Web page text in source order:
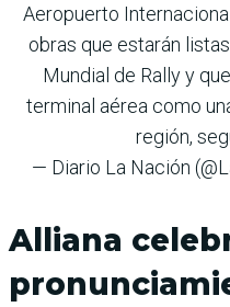
Aeropuerto
obras que estarán
Mundial de Rally y
terminal aérea como
región,
— Diario La Nación
Alliana